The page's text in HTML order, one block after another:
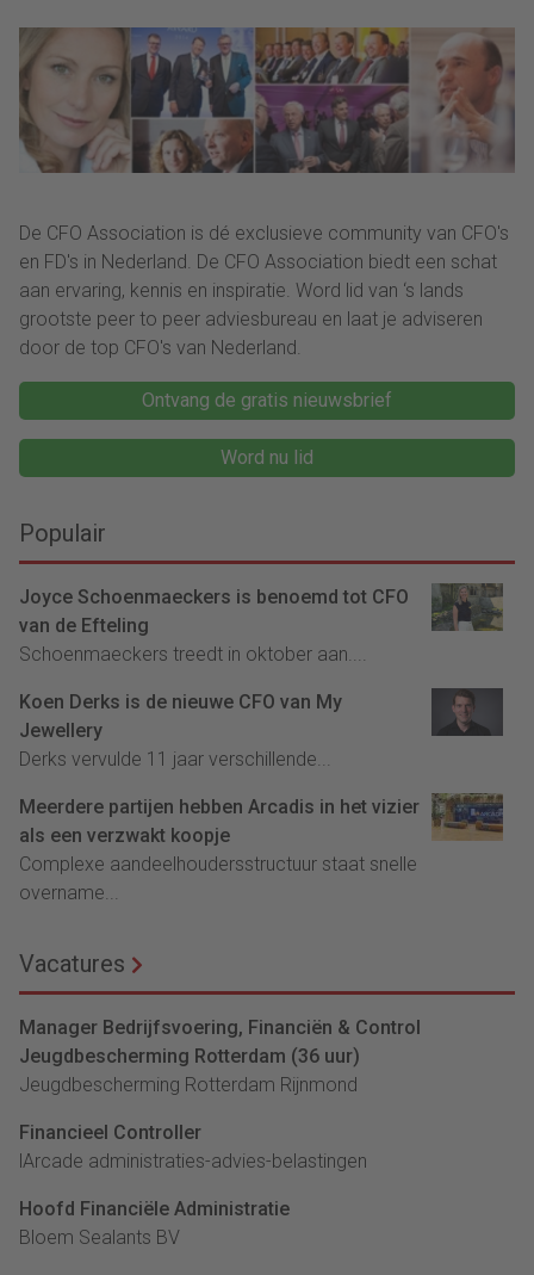
mensen die dat wel
doen en daardoor tien
keer sneller werken.”
De CFO Association is dé exclusieve community van CFO's
en FD's in Nederland. De CFO Association biedt een schat
aan ervaring, kennis en inspiratie. Word lid van ‘s lands
grootste peer to peer adviesbureau en laat je adviseren
door de top CFO's van Nederland.
Ontvang de gratis nieuwsbrief
Word nu lid
Populair
Joyce Schoenmaeckers is benoemd tot CFO
van de Efteling
Schoenmaeckers treedt in oktober aan....
Koen Derks is de nieuwe CFO van My
Jewellery
Derks vervulde 11 jaar verschillende...
Meerdere partijen hebben Arcadis in het vizier
als een verzwakt koopje
Complexe aandeelhoudersstructuur staat snelle
overname...
Vacatures
Manager Bedrijfsvoering, Financiën & Control
Jeugdbescherming Rotterdam (36 uur)
Jeugdbescherming Rotterdam Rijnmond
Financieel Controller
lArcade administraties-advies-belastingen
Hoofd Financiële Administratie
Bloem Sealants BV